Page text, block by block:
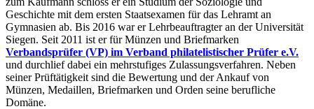
Geschichte mit dem ersten Staatsexamen für das Lehramt an
Gymnasien ab. Bis 2016 war er Lehrbeauftragter an der Universität
Siegen. Seit 2011 ist er für Münzen und Briefmarken
Verbandsprüfer (VP) im Verband philatelistischer Prüfer e.V.
und durchlief dabei ein mehrstufiges Zulassungsverfahren. Neben
seiner Prüftätigkeit sind die Bewertung und der Ankauf von
Münzen, Medaillen, Briefmarken und Orden seine berufliche
Domäne.